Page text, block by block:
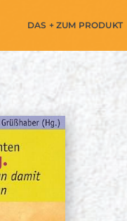
DAS + ZUM PRODUKT